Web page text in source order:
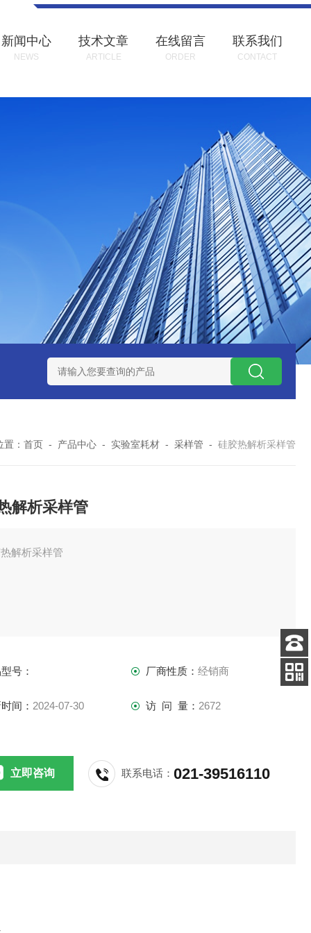
新闻中心
NEWS
技术文章
ARTICLE
在线留言
ORDER
联系我们
CONTACT
恒流矿用防爆个体空气采样器 CQB1500数字恒流防爆矿用
： 首页 - 产品中心 - 实验室耗材 - 采样管 - 硅胶热解析采样管
解析采样管
解析采样管
号： 厂商性质： 经销商
间： 2024-07-30 访 问 量： 2672
立即咨询 联系电话：021-39516110
客服
电话